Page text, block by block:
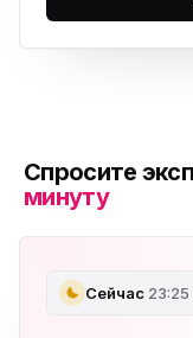
Спросите
минуту
Сейчас 23:25